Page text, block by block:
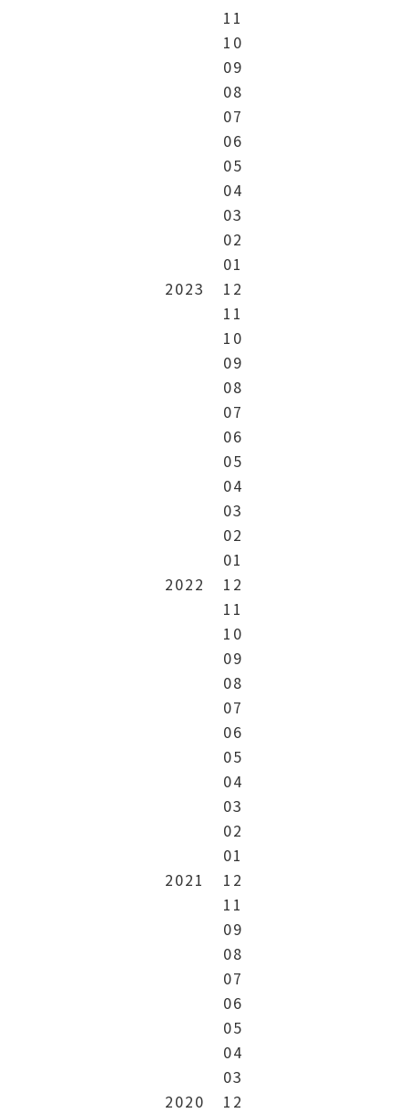
11
10
09
08
07
06
05
04
03
02
01
2023
12
11
10
09
08
07
06
05
04
03
02
01
2022
12
11
10
09
08
07
06
05
04
03
02
01
2021
12
11
09
08
07
06
05
04
03
2020
12